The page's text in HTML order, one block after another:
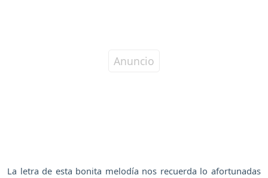
La letra de esta bonita melodía nos recuerda lo afortunadas